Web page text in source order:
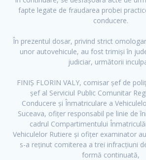
fapte legate de fraudarea probei
conducere.
În prezentul dosar, privind strict
unor autovehicule, au fost trimiși în
judiciar, următorii
FINIȘ FLORIN VALY, comisar șef de
șef al Serviciul Public Comunitar
Conducere și Înmatriculare a
Suceava, ofițer responsabil pe linie de
cadrul Compartimentului
Vehiculelor Rutiere și ofițer examinator
s-a reținut comiterea a trei infracțiuni
formă continuată,